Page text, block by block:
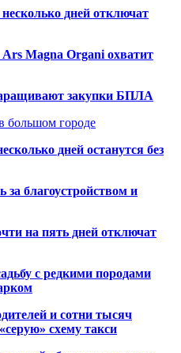
дней отключат
Magna Organi охватит
закупки БПЛА
большом городе
дней останутся без
за благоустройством и
на пять дней отключат
с редкими породами
и сотни тысяч
схему такси